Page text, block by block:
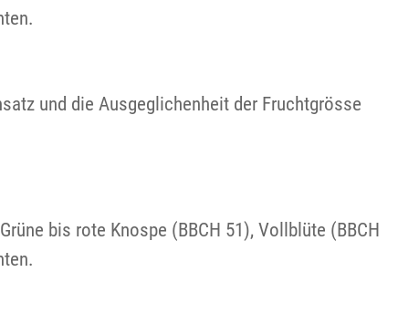
und die Ausgeglichenheit der Fruchtgrösse
bis rote Knospe (BBCH 51), Vollblüte (BBCH